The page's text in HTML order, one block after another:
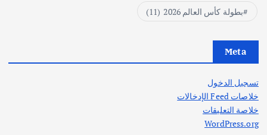
بطولة كأس العالم 2026
(11)
Meta
تسجيل الدخول
خلاصات Feed الإدخالات
خلاصة التعليقات
WordPress.org